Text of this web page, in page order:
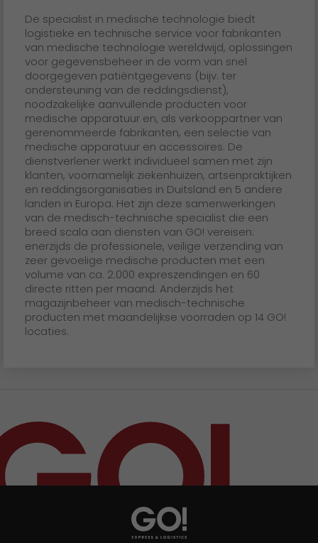
De specialist in medische technologie biedt
logistieke en technische service voor fabrikanten
van medische technologie wereldwijd, oplossingen
voor gegevensbeheer in de vorm van snel
doorgegeven patiëntgegevens (bijv. ter
ondersteuning van de reddingsdienst),
noodzakelijke aanvullende producten voor
medische apparatuur en, als verkooppartner van
gerenommeerde fabrikanten, een selectie van
medische apparatuur en accessoires. De
dienstverlener werkt individueel samen met zijn
klanten, voornamelijk ziekenhuizen, artsenpraktijken
en reddingsorganisaties in Duitsland en 5 andere
landen in Europa. Het zijn deze samenwerkingen
van de medisch-technische specialist die een
breed scala aan diensten van GO! vereisen:
enerzijds de professionele, veilige verzending van
zeer gevoelige medische producten met een
volume van ca. 2.000 expreszendingen en 60
directe ritten per maand. Anderzijds het
magazijnbeheer van medisch-technische
producten met maandelijkse voorraden op 14 GO!
locaties.